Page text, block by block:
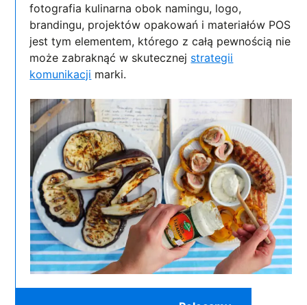
fotografia kulinarna obok namingu, logo,
brandingu, projektów opakowań i materiałów POS
jest tym elementem, którego z całą pewnością nie
może zabraknąć w skutecznej strategii
komunikacji marki.